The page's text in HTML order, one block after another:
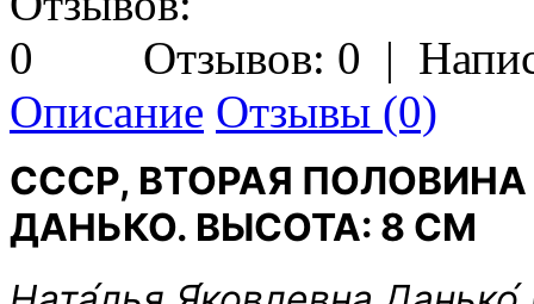
Отзывов: 0 |
Описание Отзывы (0)
СССР, ВТОРАЯ ПОЛОВИНА
ДАНЬКО. ВЫСОТА: 8 СМ